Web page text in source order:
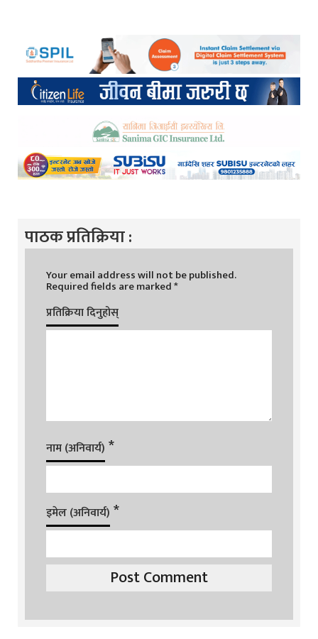
पाठक प्रतिक्रिया :
Your email address will not be published.
Required fields are marked*
प्रतिक्रिया दिनुहोस्
नाम (अनिवार्य) *
इमेल (अनिवार्य) *